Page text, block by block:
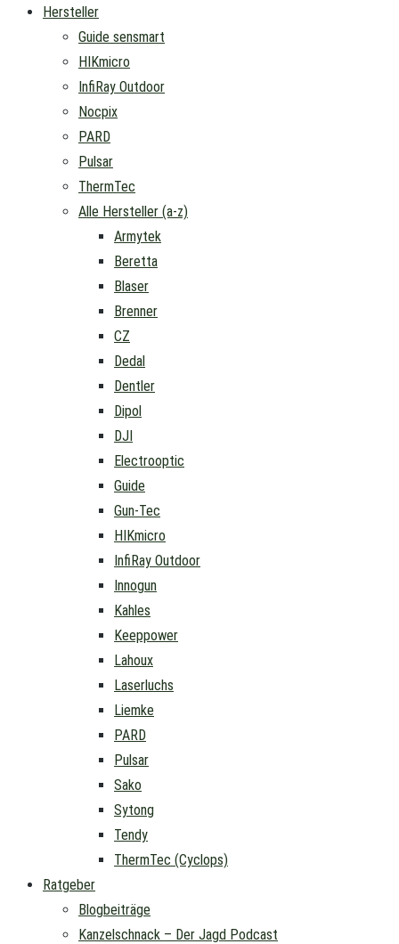
Hersteller
Guide sensmart
HIKmicro
InfiRay Outdoor
Nocpix
PARD
Pulsar
ThermTec
Alle Hersteller (a-z)
Armytek
Beretta
Blaser
Brenner
CZ
Dedal
Dentler
Dipol
DJI
Electrooptic
Guide
Gun-Tec
HIKmicro
InfiRay Outdoor
Innogun
Kahles
Keeppower
Lahoux
Laserluchs
Liemke
PARD
Pulsar
Sako
Sytong
Tendy
ThermTec (Cyclops)
Ratgeber
Blogbeiträge
Kanzelschnack – Der Jagd Podcast